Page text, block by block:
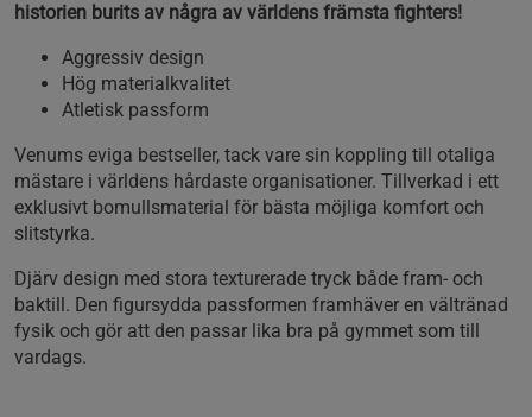
historien burits av några av världens främsta fighters!
Aggressiv design
Hög materialkvalitet
Atletisk passform
Venums eviga bestseller, tack vare sin koppling till otaliga
mästare i världens hårdaste organisationer. Tillverkad i ett
exklusivt bomullsmaterial för bästa möjliga komfort och
slitstyrka.
Djärv design med stora texturerade tryck både fram- och
baktill. Den figursydda passformen framhäver en vältränad
fysik och gör att den passar lika bra på gymmet som till
vardags.